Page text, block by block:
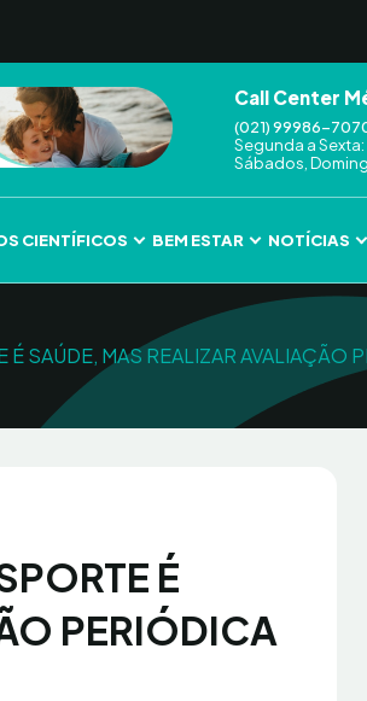
Call Center
(021) 99986-
Segunda a Sexta:
Sábados,
CIENTÍFICOS BEM ESTAR NOTÍCIAS
SAÚDE, MAS REALIZAR AVALIAÇÃO
É
PERIÓDICA